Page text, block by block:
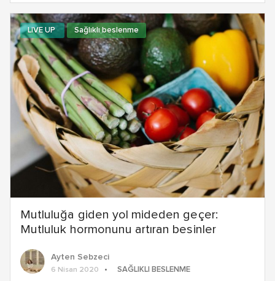
Mutluluğa giden yol mideden geçer:
Mutluluk hormonunu artıran besinler
LIVE UP Sağlıklı beslenme
Ayten Sebzeci
6 Nisan 2020 SAĞLIKLI BESLENME